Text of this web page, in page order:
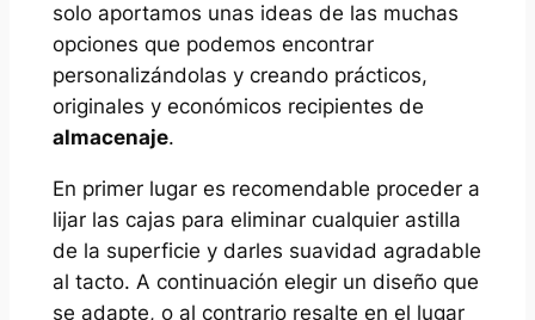
solo aportamos unas ideas de las muchas
opciones que podemos encontrar
personalizándolas y creando prácticos,
originales y económicos recipientes de
almacenaje.
En primer lugar es recomendable proceder a
lijar las cajas para eliminar cualquier astilla
de la superficie y darles suavidad agradable
al tacto. A continuación elegir un diseño que
se adapte, o al contrario resalte en el lugar